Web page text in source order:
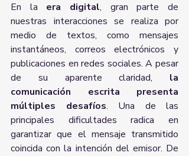
En la era digital, gran parte de
nuestras interacciones se realiza por
medio de textos, como mensajes
instantáneos, correos electrónicos y
publicaciones en redes sociales. A pesar
de su aparente claridad, la
comunicación escrita presenta
múltiples desafíos. Una de las
principales dificultades radica en
garantizar que el mensaje transmitido
coincida con la intención del emisor. De